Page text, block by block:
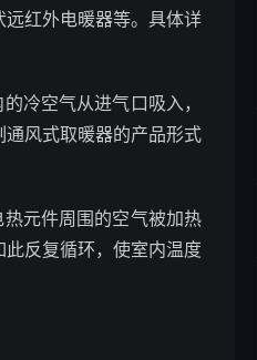
红外电暖器等。具体详
冷空气从进气口吸入，
风式取暖器的产品形式
元件周围的空气被加热
反复循环，使室内温度